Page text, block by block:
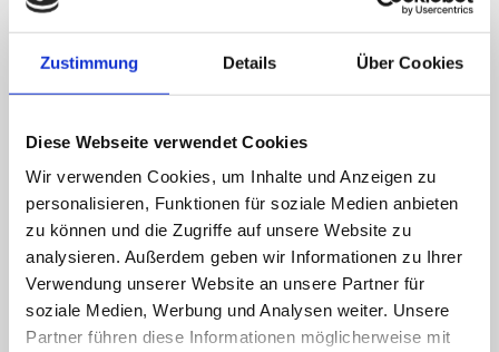
Zustimmung Details Über Cookies
Diese Webseite verwendet Cookies
Wir verwenden Cookies, um Inhalte und Anzeigen zu
personalisieren, Funktionen für soziale Medien anbieten
zu können und die Zugriffe auf unsere Website zu
analysieren. Außerdem geben wir Informationen zu Ihrer
Verwendung unserer Website an unsere Partner für
soziale Medien, Werbung und Analysen weiter. Unsere
Partner führen diese Informationen möglicherweise mit
31061 Alfeld
Telefax: 05181/23263
Mo. bis Fr. 8.30 bis 12.00 Uhr
und nach Vereinbarung
Standort Bockenem
Königstr. 12